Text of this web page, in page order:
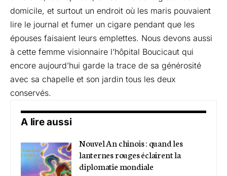
domicile, et surtout un endroit où les maris pouvaient
lire le journal et fumer un cigare pendant que les
épouses faisaient leurs emplettes. Nous devons aussi
à cette femme visionnaire l’hôpital Boucicaut qui
encore aujourd’hui garde la trace de sa générosité
avec sa chapelle et son jardin tous les deux
conservés.
A lire aussi
Nouvel An chinois : quand les
lanternes rouges éclairent la
diplomatie mondiale